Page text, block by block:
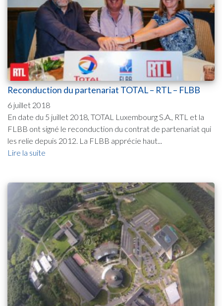
Reconduction du partenariat TOTAL – RTL – FLBB
6 juillet 2018
En date du 5 juillet 2018, TOTAL Luxembourg S.A., RTL et la
FLBB ont signé le reconduction du contrat de partenariat qui
les relie depuis 2012. La FLBB apprécie haut...
Lire la suite